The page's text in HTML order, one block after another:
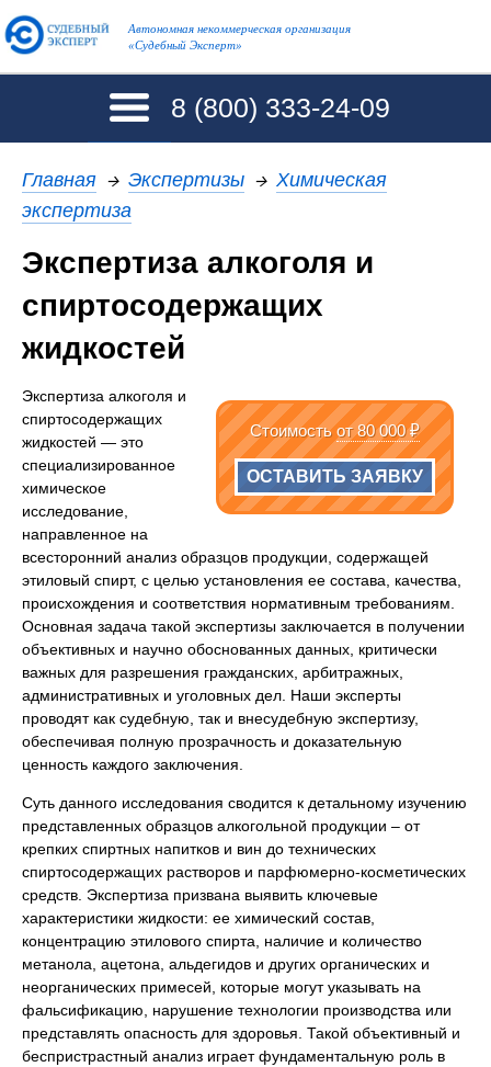
Автономная некоммерческая организация
«Судебный Эксперт»
8 (800) 333-24-09
Главная → Экспертизы → Химическая
экспертиза
Экспертиза алкоголя и
спиртосодержащих
жидкостей
Стоимостьот 80 000 ₽
ОСТАВИТЬ ЗАЯВКУ
Экспертиза алкоголя и
спиртосодержащих
жидкостей — это
специализированное
химическое
исследование,
направленное на
всесторонний анализ образцов продукции, содержащей
этиловый спирт, с целью установления ее состава, качества,
происхождения и соответствия нормативным требованиям.
Основная задача такой экспертизы заключается в получении
объективных и научно обоснованных данных, критически
важных для разрешения гражданских, арбитражных,
административных и уголовных дел. Наши эксперты
проводят как судебную, так и внесудебную экспертизу,
обеспечивая полную прозрачность и доказательную
ценность каждого заключения.
Суть данного исследования сводится к детальному изучению
представленных образцов алкогольной продукции – от
крепких спиртных напитков и вин до технических
спиртосодержащих растворов и парфюмерно-косметических
средств. Экспертиза призвана выявить ключевые
характеристики жидкости: ее химический состав,
концентрацию этилового спирта, наличие и количество
метанола, ацетона, альдегидов и других органических и
неорганических примесей, которые могут указывать на
фальсификацию, нарушение технологии производства или
представлять опасность для здоровья. Такой объективный и
беспристрастный анализ играет фундаментальную роль в